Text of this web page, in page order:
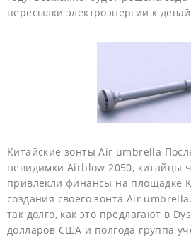
пересылки электроэнергии к
Китайские зонты Air umbrella
невидимки Airblow 2050, китайцы
привлекли финансы на площадке
создания своего зонта Air
так долго, как это предлагают в
долларов США и полгода группа